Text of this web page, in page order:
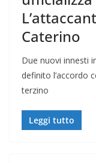
Caterino
Due nuovi innesti
definito l’accordo
terzino
Leggi tutto